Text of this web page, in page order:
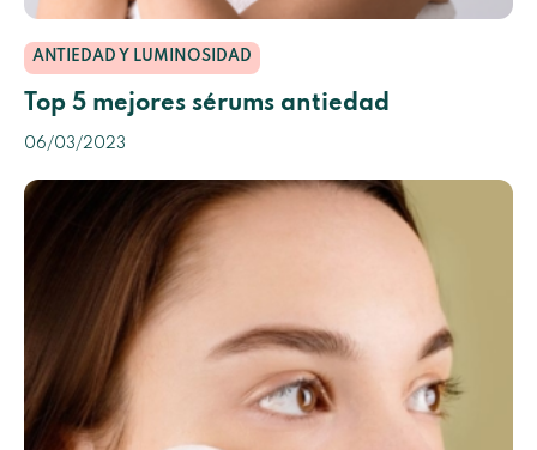
ANTIEDAD Y LUMINOSIDAD
Top 5 mejores sérums antiedad
06/03/2023